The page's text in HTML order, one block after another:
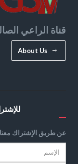
قناة الراعي
About Us
عن طريق الإشتراك